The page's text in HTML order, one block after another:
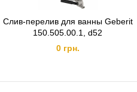
Cлив-перелив для ванны Geberit
150.505.00.1, d52
0 грн.